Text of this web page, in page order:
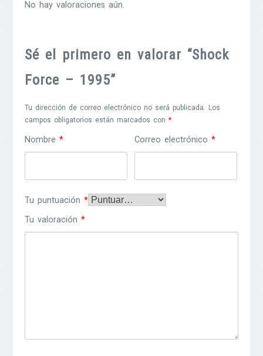
No hay valoraciones aún.
Sé el primero en valorar “Shock
Force – 1995”
Tu dirección de correo electrónico no será publicada. Los
campos obligatorios están marcados con*
Nombre* Correo electrónico*
Tu puntuación*
Tu valoración*